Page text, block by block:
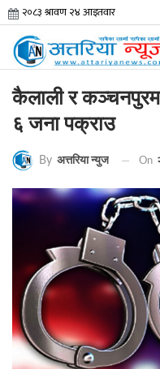
कैलाली र
६ जना पक्राउ
By अत्तरिया न्युज On